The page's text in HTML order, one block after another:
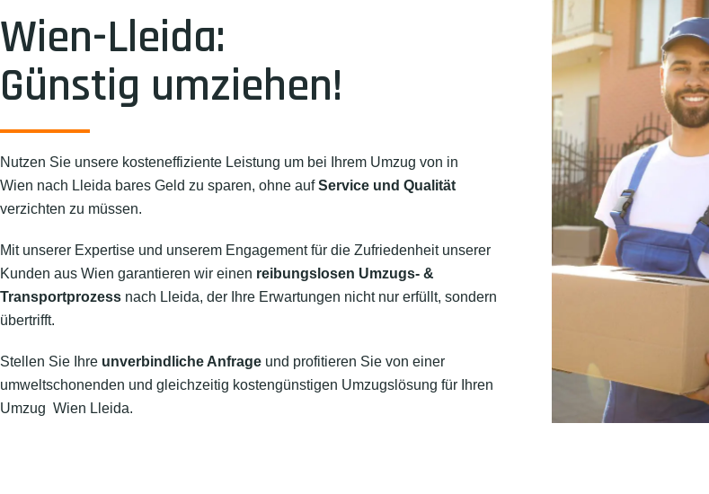
Wien-Lleida:
Günstig umziehen!
Nutzen Sie unsere kosteneffiziente Leistung um bei Ihrem Umzug von in
Wien nach Lleida bares Geld zu sparen, ohne aufService und Qualität
verzichten zu müssen.
Mit unserer Expertise und unserem Engagement für die Zufriedenheit unserer
Kunden aus Wien garantieren wir einen reibungslosen Umzugs- &
Transportprozess nach Lleida, der Ihre Erwartungen nicht nur erfüllt, sondern
übertrifft.
Stellen Sie Ihre unverbindliche Anfrage und profitieren Sie von einer
umweltschonenden und gleichzeitig kostengünstigen Umzugslösung für Ihren
Umzug Wien Lleida.